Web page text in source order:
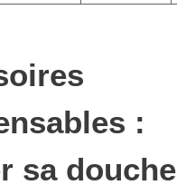
:
sa douche